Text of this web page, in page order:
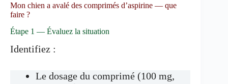
Mon chien a avalé des comprimés d’aspirine — que
faire ?
Étape 1 — Évaluez la situation
Identifiez :
Le dosage du comprimé (100 mg,